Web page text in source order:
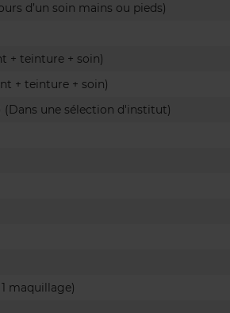
d’un soin mains ou pieds)
+ teinture + soin)
+ teinture + soin)
une sélection d'institut)
maquillage)